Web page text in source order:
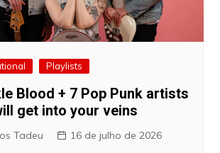
Playlists
Blood + 7 Pop Punk artists
get into your veins
Tadeu
16 de julho de 2026